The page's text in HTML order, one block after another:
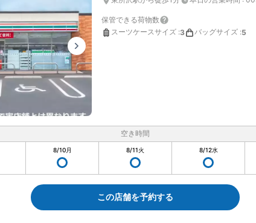
保管できる荷物数
スーツケースサイズ :3 バッグサイズ :5
空き時間
8/10月 8/11火 8/12水
この店舗を予約する